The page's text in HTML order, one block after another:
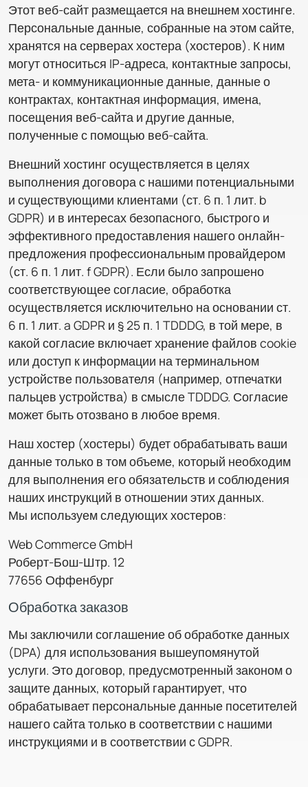
Этот веб-сайт размещается на внешнем хостинге.
Персональные данные, собранные на этом сайте,
хранятся на серверах хостера (хостеров). К ним
могут относиться IP-адреса, контактные запросы,
мета- и коммуникационные данные, данные о
контрактах, контактная информация, имена,
посещения веб-сайта и другие данные,
полученные с помощью веб-сайта.
Внешний хостинг осуществляется в целях
выполнения договора с нашими потенциальными
и существующими клиентами (ст. 6 п. 1 лит. b
GDPR) и в интересах безопасного, быстрого и
эффективного предоставления нашего онлайн-
предложения профессиональным провайдером
(ст. 6 п. 1 лит. f GDPR). Если было запрошено
соответствующее согласие, обработка
осуществляется исключительно на основании ст.
6 п. 1 лит. a GDPR и § 25 п. 1 TDDDG, в той мере, в
какой согласие включает хранение файлов cookie
или доступ к информации на терминальном
устройстве пользователя (например, отпечатки
пальцев устройства) в смысле TDDDG. Согласие
может быть отозвано в любое время.
Наш хостер (хостеры) будет обрабатывать ваши
данные только в том объеме, который необходим
для выполнения его обязательств и соблюдения
наших инструкций в отношении этих данных.
Мы используем следующих хостеров:
Web Commerce GmbH
Роберт-Бош-Штр. 12
77656 Оффенбург
Обработка заказов
Мы заключили соглашение об обработке данных
(DPA) для использования вышеупомянутой
услуги. Это договор, предусмотренный законом о
защите данных, который гарантирует, что
обрабатывает персональные данные посетителей
нашего сайта только в соответствии с нашими
инструкциями и в соответствии с GDPR.